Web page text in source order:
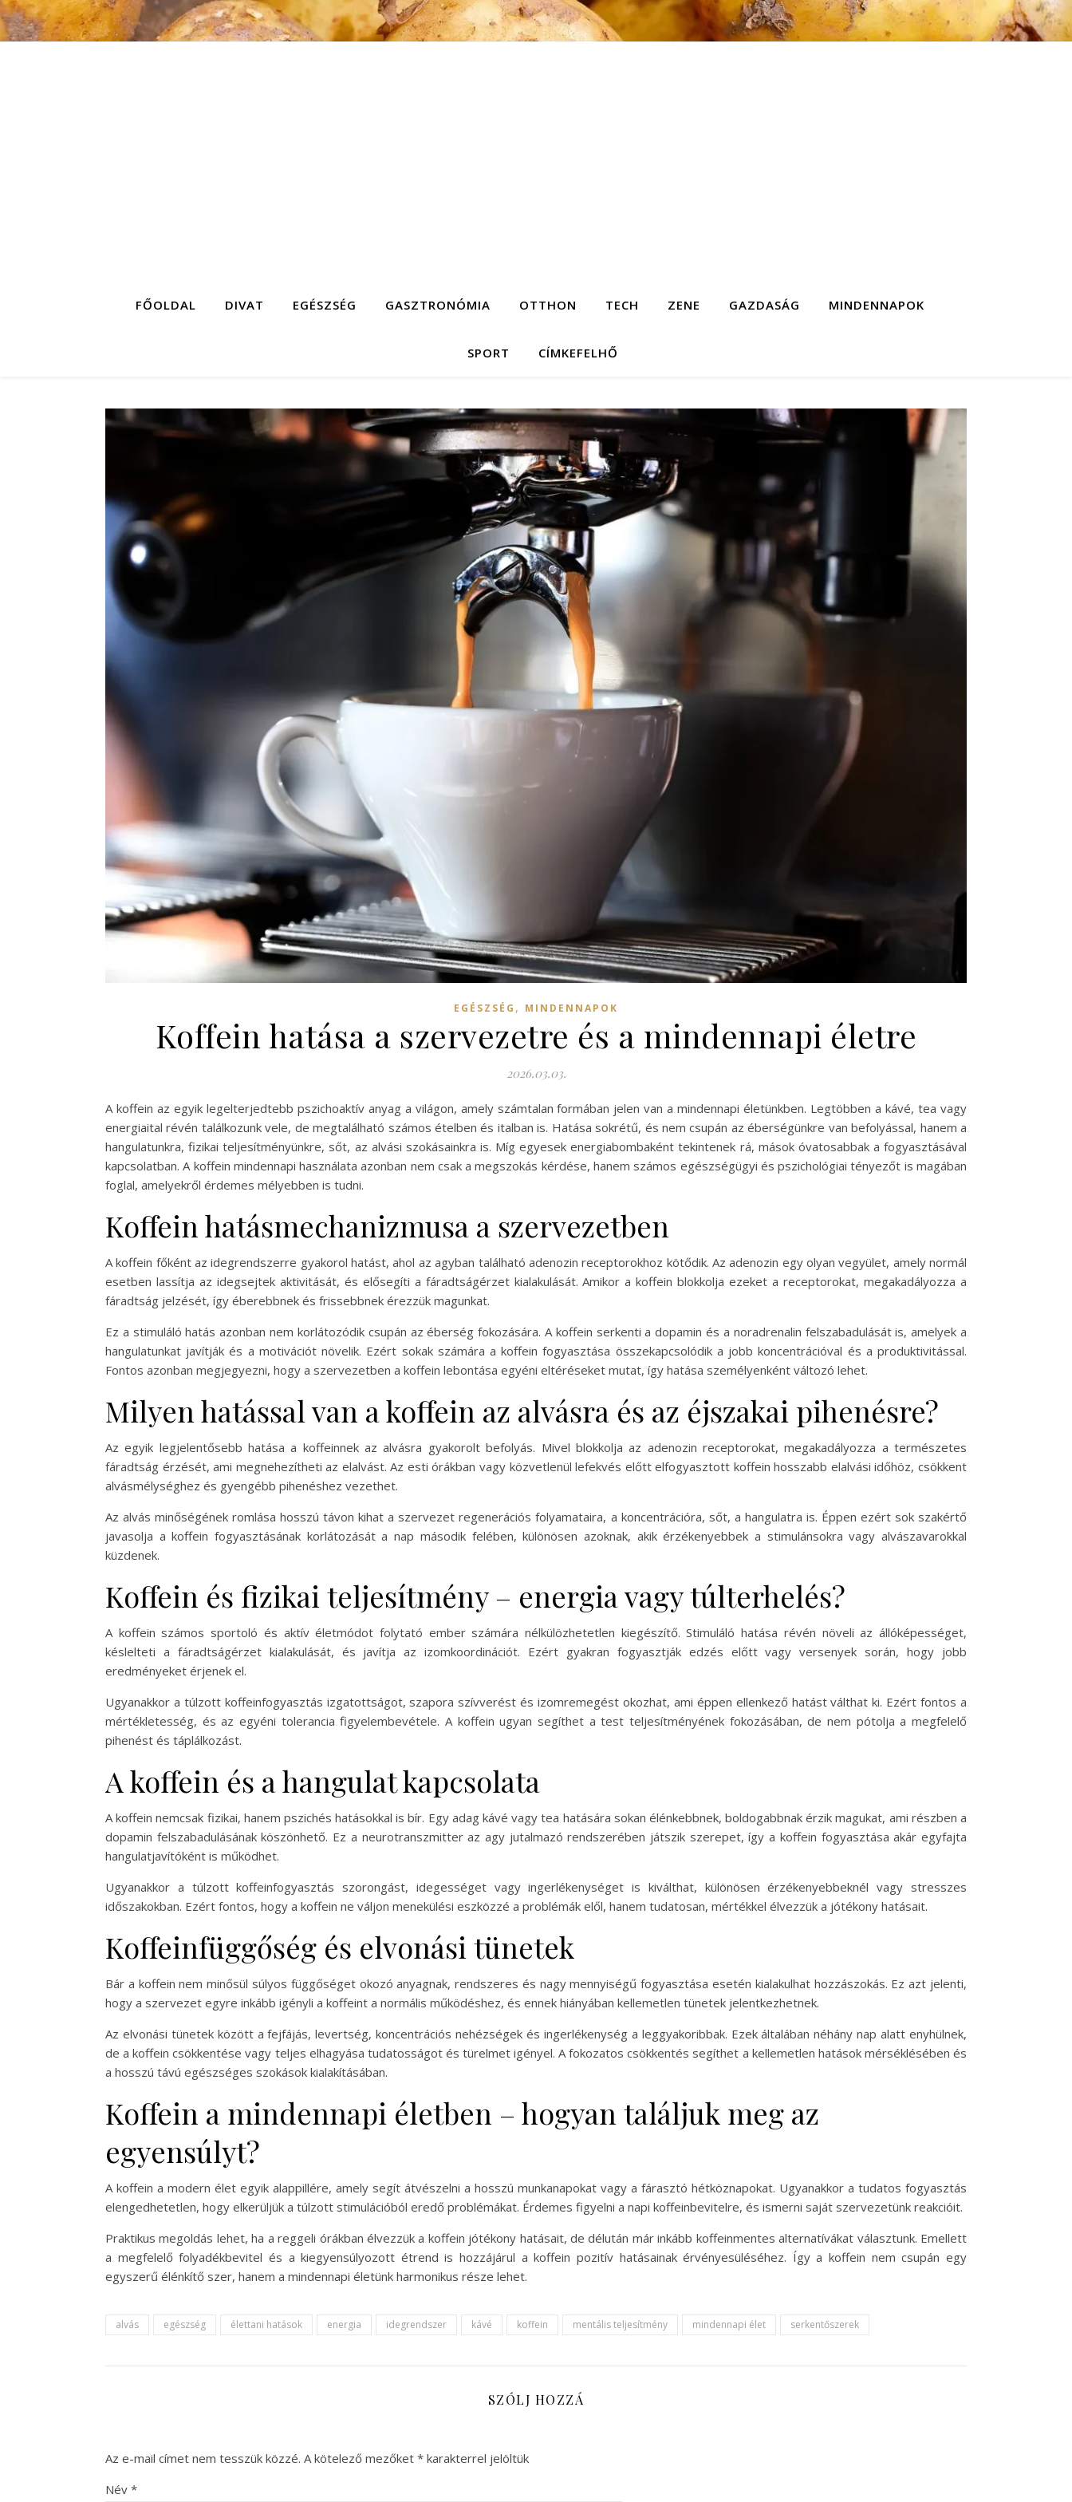
FŐOLDAL DIVAT EGÉSZSÉG GASZTRONÓMIA OTTHON TECH ZENE GAZDASÁG MINDENNAPOK
SPORT CÍMKEFELHŐ
EGÉSZSÉG , MINDENNAPOK
Koffein hatása a szervezetre és a mindennapi életre
2026.03.03.
A koffein az egyik legelterjedtebb pszichoaktív anyag a világon, amely számtalan formában jelen van a mindennapi életünkben. Legtöbben a kávé, tea vagy
energiaital révén találkozunk vele, de megtalálható számos ételben és italban is. Hatása sokrétű, és nem csupán az éberségünkre van befolyással, hanem a
hangulatunkra, fizikai teljesítményünkre, sőt, az alvási szokásainkra is. Míg egyesek energiabombaként tekintenek rá, mások óvatosabbak a fogyasztásával
kapcsolatban. A koffein mindennapi használata azonban nem csak a megszokás kérdése, hanem számos egészségügyi és pszichológiai tényezőt is magában
foglal, amelyekről érdemes mélyebben is tudni.
Koffein hatásmechanizmusa a szervezetben
A koffein főként az idegrendszerre gyakorol hatást, ahol az agyban található adenozin receptorokhoz kötődik. Az adenozin egy olyan vegyület, amely normál
esetben lassítja az idegsejtek aktivitását, és elősegíti a fáradtságérzet kialakulását. Amikor a koffein blokkolja ezeket a receptorokat, megakadályozza a
fáradtság jelzését, így éberebbnek és frissebbnek érezzük magunkat.
Ez a stimuláló hatás azonban nem korlátozódik csupán az éberség fokozására. A koffein serkenti a dopamin és a noradrenalin felszabadulását is, amelyek a
hangulatunkat javítják és a motivációt növelik. Ezért sokak számára a koffein fogyasztása összekapcsolódik a jobb koncentrációval és a produktivitással.
Fontos azonban megjegyezni, hogy a szervezetben a koffein lebontása egyéni eltéréseket mutat, így hatása személyenként változó lehet.
Milyen hatással van a koffein az alvásra és az éjszakai pihenésre?
Az egyik legjelentősebb hatása a koffeinnek az alvásra gyakorolt befolyás. Mivel blokkolja az adenozin receptorokat, megakadályozza a természetes
fáradtság érzését, ami megnehezítheti az elalvást. Az esti órákban vagy közvetlenül lefekvés előtt elfogyasztott koffein hosszabb elalvási időhöz, csökkent
alvásmélységhez és gyengébb pihenéshez vezethet.
Az alvás minőségének romlása hosszú távon kihat a szervezet regenerációs folyamataira, a koncentrációra, sőt, a hangulatra is. Éppen ezért sok szakértő
javasolja a koffein fogyasztásának korlátozását a nap második felében, különösen azoknak, akik érzékenyebbek a stimulánsokra vagy alvászavarokkal
küzdenek.
Koffein és fizikai teljesítmény – energia vagy túlterhelés?
A koffein számos sportoló és aktív életmódot folytató ember számára nélkülözhetetlen kiegészítő. Stimuláló hatása révén növeli az állóképességet,
késlelteti a fáradtságérzet kialakulását, és javítja az izomkoordinációt. Ezért gyakran fogyasztják edzés előtt vagy versenyek során, hogy jobb
eredményeket érjenek el.
Ugyanakkor a túlzott koffeinfogyasztás izgatottságot, szapora szívverést és izomremegést okozhat, ami éppen ellenkező hatást válthat ki. Ezért fontos a
mértékletesség, és az egyéni tolerancia figyelembevétele. A koffein ugyan segíthet a test teljesítményének fokozásában, de nem pótolja a megfelelő
pihenést és táplálkozást.
A koffein és a hangulat kapcsolata
A koffein nemcsak fizikai, hanem pszichés hatásokkal is bír. Egy adag kávé vagy tea hatására sokan élénkebbnek, boldogabbnak érzik magukat, ami részben a
dopamin felszabadulásának köszönhető. Ez a neurotranszmitter az agy jutalmazó rendszerében játszik szerepet, így a koffein fogyasztása akár egyfajta
hangulatjavítóként is működhet.
Ugyanakkor a túlzott koffeinfogyasztás szorongást, idegességet vagy ingerlékenységet is kiválthat, különösen érzékenyebbeknél vagy stresszes
időszakokban. Ezért fontos, hogy a koffein ne váljon menekülési eszközzé a problémák elől, hanem tudatosan, mértékkel élvezzük a jótékony hatásait.
Koffeinfüggőség és elvonási tünetek
Bár a koffein nem minősül súlyos függőséget okozó anyagnak, rendszeres és nagy mennyiségű fogyasztása esetén kialakulhat hozzászokás. Ez azt jelenti,
hogy a szervezet egyre inkább igényli a koffeint a normális működéshez, és ennek hiányában kellemetlen tünetek jelentkezhetnek.
Az elvonási tünetek között a fejfájás, levertség, koncentrációs nehézségek és ingerlékenység a leggyakoribbak. Ezek általában néhány nap alatt enyhülnek,
de a koffein csökkentése vagy teljes elhagyása tudatosságot és türelmet igényel. A fokozatos csökkentés segíthet a kellemetlen hatások mérséklésében és
a hosszú távú egészséges szokások kialakításában.
Koffein a mindennapi életben – hogyan találjuk meg az
egyensúlyt?
A koffein a modern élet egyik alappillére, amely segít átvészelni a hosszú munkanapokat vagy a fárasztó hétköznapokat. Ugyanakkor a tudatos fogyasztás
elengedhetetlen, hogy elkerüljük a túlzott stimulációból eredő problémákat. Érdemes figyelni a napi koffeinbevitelre, és ismerni saját szervezetünk reakcióit.
Praktikus megoldás lehet, ha a reggeli órákban élvezzük a koffein jótékony hatásait, de délután már inkább koffeinmentes alternatívákat választunk. Emellett
a megfelelő folyadékbevitel és a kiegyensúlyozott étrend is hozzájárul a koffein pozitív hatásainak érvényesüléséhez. Így a koffein nem csupán egy
egyszerű élénkítő szer, hanem a mindennapi életünk harmonikus része lehet.
alvás egészség élettani hatások energia idegrendszer kávé koffein mentális teljesítmény mindennapi élet serkentőszerek
SZÓLJ HOZZÁ
Az e-mail címet nem tesszük közzé. A kötelező mezőket * karakterrel jelöltük
Név *